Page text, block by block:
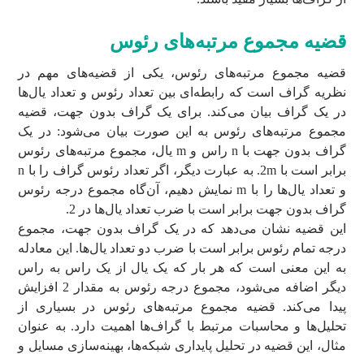
قضیه مجموع مرتبه‌های رئوس
قضیه مجموع مرتبه‌های رئوس، یکی از قضیه‌های مهم در
نظریه گراف است که رابطه‌ای بین تعداد رئوس و تعداد یال‌ها
در یک گراف بیان می‌کند. برای یک گراف بدون جهت، قضیه
مجموع مرتبه‌های رئوس به این صورت بیان می‌شود: در یک
گراف بدون جهت با n راس و m یال، مجموع مرتبه‌های رئوس
برابر است با 2m. به عبارت دیگر، اگر تعداد رئوس گراف را با n
و تعداد یال‌ها را با m نمایش دهیم، آن‌گاه مجموع درجه رئوس
گراف بدون جهت برابر است با ضرب تعداد یال‌ها در 2.
این قضیه نشان می‌دهد که در یک گراف بدون جهت، مجموع
درجه تمام رئوس برابر است با ضرب دو تعداد یال‌ها. این معادله
به این معنی است که هر بار که یک یال از یک راس به راس
دیگر اضافه می‌شود، مجموع درجه رئوس به مقدار 2 افزایش
پیدا می‌کند. قضیه مجموع مرتبه‌های رئوس در بسیاری از
تحلیل‌ها و محاسبات مرتبط با گراف‌ها اهمیت دارد. به عنوان
مثال، این قضیه در تحلیل پایداری شبکه‌ها، بهینه‌سازی مسایل و